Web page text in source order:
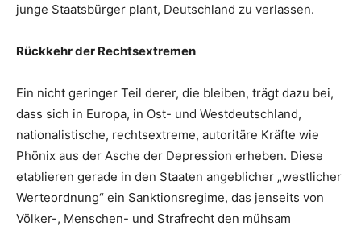
junge Staatsbürger plant, Deutschland zu verlassen.
Rückkehr der Rechtsextremen
Ein nicht geringer Teil derer, die bleiben, trägt dazu bei,
dass sich in Europa, in Ost- und Westdeutschland,
nationalistische, rechtsextreme, autoritäre Kräfte wie
Phönix aus der Asche der Depression erheben. Diese
etablieren gerade in den Staaten angeblicher „westlicher
Werteordnung“ ein Sanktionsregime, das jenseits von
Völker-, Menschen- und Strafrecht den mühsam